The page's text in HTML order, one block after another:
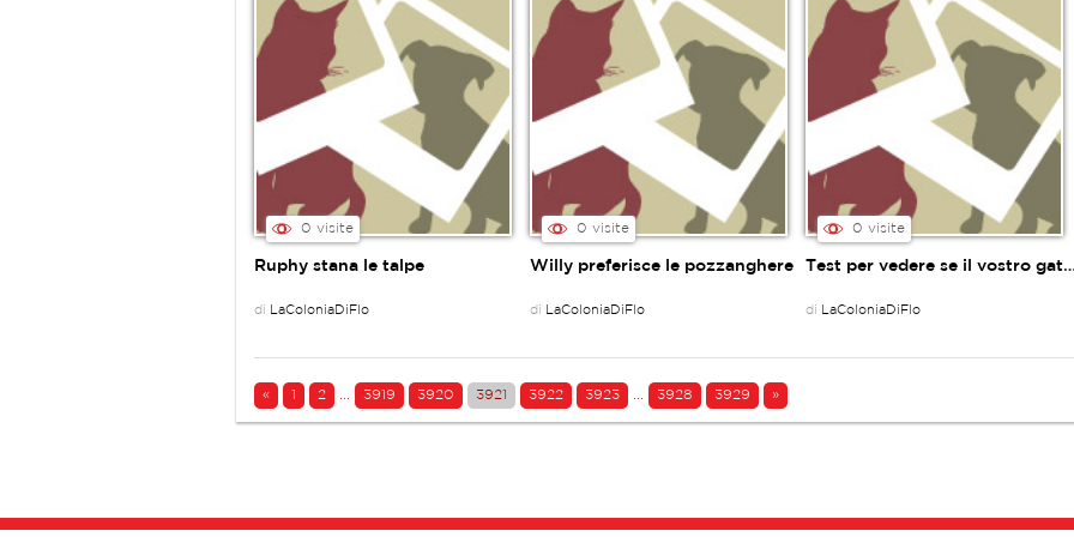
0 visite
Ruphy stana le talpe
di LaColoniaDiFlo
0 visite
Willy preferisce le pozzanghere
di LaColoniaDiFlo
0 visite
Test per vedere se il vostro gatto
di LaColoniaDiFlo
« 1 2 3919 3920 3921 3922 3923 3928 3929 »